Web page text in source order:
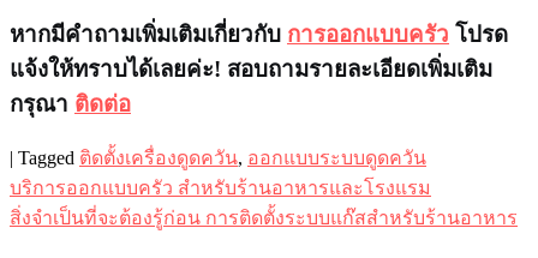
หากมีคำถามเพิ่มเติมเกี่ยวกับ การออกแบบครัว โปรด
แจ้งให้ทราบได้เลยค่ะ! สอบถามรายละเอียดเพิ่มเติม
กรุณา ติดต่อ
| Tagged ติดตั้งเครื่องดูดควัน, ออกแบบระบบดูดควัน
Post
navigation
บริการออกแบบครัว สำหรับร้านอาหารและโรงแรม
สิ่งจำเป็นที่จะต้องรู้ก่อน การติดตั้งระบบแก๊สสำหรับร้านอาหาร